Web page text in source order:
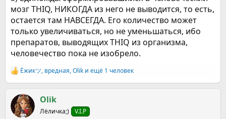
мозг THIQ, НИКОГДА из него не выводится, то есть,
остается там НАВСЕГДА. Его количество может
только увеличиваться, но не уменьшаться, ибо
препаратов, выводящих THIQ из организма,
человечество пока не изобрело.
Р
е
к
ц
и
Ёжикツ︎, вредная,Olik и ещё 1 человек
Olik
Лёличка;) V.I.P